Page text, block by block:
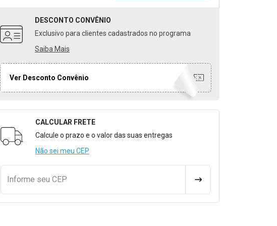
DESCONTO CONVÊNIO
Exclusivo para clientes cadastrados no programa
Saiba Mais
Ver Desconto Convênio
Formulário para Calcular o Frete
CALCULAR FRETE
Calcule o prazo e o valor das suas entregas
Não sei meu CEP
Informe seu CEP CALCULAR FRETE